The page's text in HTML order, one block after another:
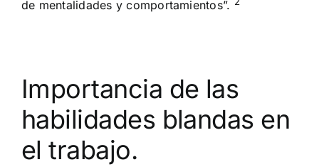
de mentalidades y comportamientos”.
Importancia de las
habilidades blandas en
el trabajo.